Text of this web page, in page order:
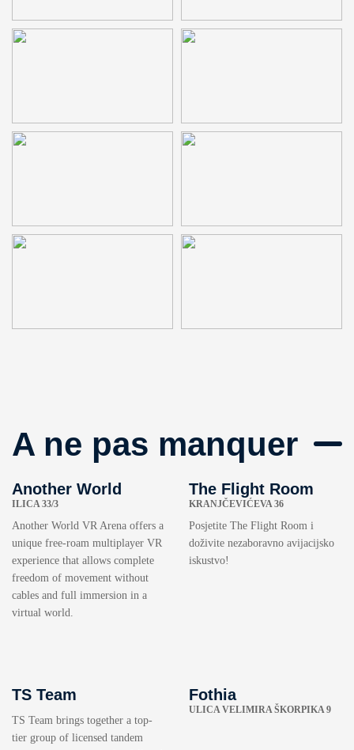
A ne pas manquer
Another World
ILICA 33/3
Another World VR Arena offers a
unique free-roam multiplayer VR
experience that allows complete
freedom of movement without
cables and full immersion in a
virtual world.
The Flight Room
KRANJČEVIĆEVA 36
Posjetite The Flight Room i
doživite nezaboravno avijacijsko
iskustvo!
TS Team
TS Team brings together a top-
tier group of licensed tandem
Fothia
ULICA VELIMIRA ŠKORPIKA 9